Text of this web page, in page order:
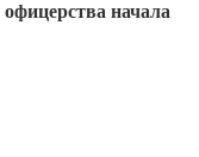
начала